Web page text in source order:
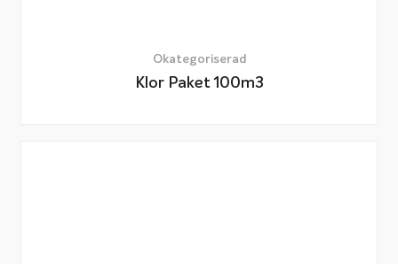
Okategoriserad
Klor Paket 100m3